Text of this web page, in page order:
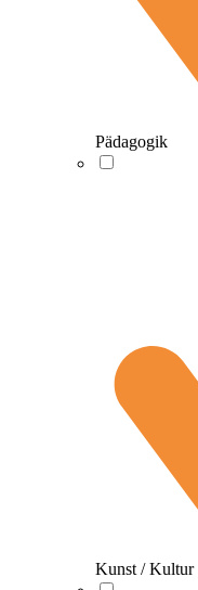
Pädagogik
Kunst / Kultur